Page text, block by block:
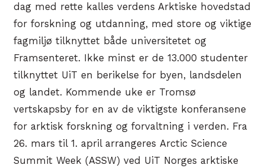
dag med rette kalles verdens Arktiske hovedstad
for forskning og utdanning, med store og viktige
fagmiljø tilknyttet både universitetet og
Framsenteret. Ikke minst er de 13.000 studenter
tilknyttet UiT en berikelse for byen, landsdelen
og landet. Kommende uke er Tromsø
vertskapsby for en av de viktigste konferansene
for arktisk forskning og forvaltning i verden. Fra
26. mars til 1. april arrangeres Arctic Science
Summit Week (ASSW) ved UiT Norges arktiske